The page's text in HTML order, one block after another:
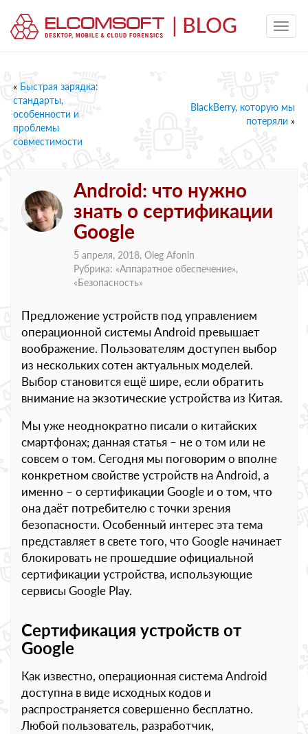
« Быстрая зарядка:
стандарты,
особенности и
проблемы
совместимости
BlackBerry, которую мы
потеряли »
Android: что нужно
знать о сертификации
Google
5 апреля, 2018, Oleg Afonin
Рубрика: «Аппаратное обеспечение»,
«Безопасность»
Предложение устройств под управлением
операционной системы Android превышает
воображение. Пользователям доступен выбор
из нескольких сотен актуальных моделей.
Выбор становится ещё шире, если обратить
внимание на экзотические устройства из Китая.
Мы уже неоднократно писали о китайских
смартфонах; данная статья – не о том или не
совсем о том. Сегодня мы поговорим о вполне
конкретном свойстве устройств на Android, а
именно – о сертификации Google и о том, что
она даёт потребителю с точки зрения
безопасности. Особенный интерес эта тема
представляет в свете того, что Google начинает
блокировать не прошедшие официальной
сертификации устройства, использующие
сервисы Google Play.
Сертификация устройств от
Google
Как известно, операционная система Android
доступна в виде исходных кодов и
распространяется совершенно бесплатно.
Любой пользователь, разработчик,